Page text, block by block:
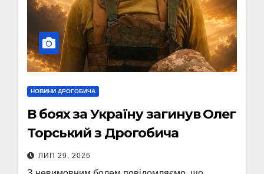
НОВИНИ ДРОГОБИЧА
В боях за Україну загинув Олег
Торський з Дрогобича
ЛИП 29, 2026